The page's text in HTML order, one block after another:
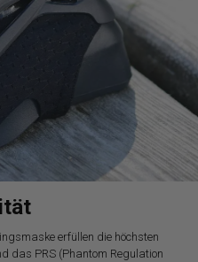
erfüllen die höchsten
das PRS (Phantom Regulation